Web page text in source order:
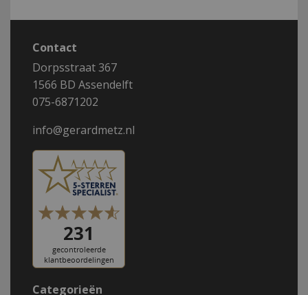
Contact
Dorpsstraat 367
1566 BD Assendelft
075-6871202
info@gerardmetz.nl
Categorieën